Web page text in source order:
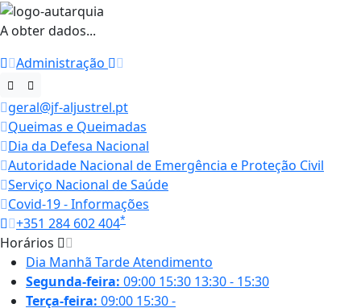
A obter dados...
Administração
geral@jf-aljustrel.pt
Queimas e Queimadas
Dia da Defesa Nacional
Autoridade Nacional de Emergência e Proteção Civil
Serviço Nacional de Saúde
Covid-19 - Informações
+351 284 602 404*
Horários
Dia Manhã TardeAtendimento
Segunda-feira: 09:00 15:30 13:30 - 15:30
Terça-feira: 09:00 15:30-